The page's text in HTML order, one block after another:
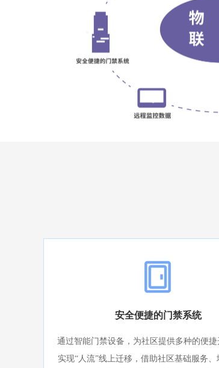
安全便捷的门禁系统
通过智能门禁设备，为社区提供多种的便捷
实现“人流”线上迁移，借助社区基础服务、